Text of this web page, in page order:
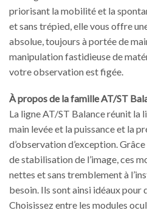
priorisant la mobilité et la
et sans trépied, elle vous offre
absolue, toujours à portée de
manipulation fastidieuse de
votre observation est figée.
À propos de la famille AT/ST
La ligne AT/ST Balance réunit la
main levée et la puissance et la
d’observation d’exception.
de stabilisation de l’image, ces
nettes et sans tremblement à
besoin. Ils sont ainsi idéaux pour
Choisissez entre les modules